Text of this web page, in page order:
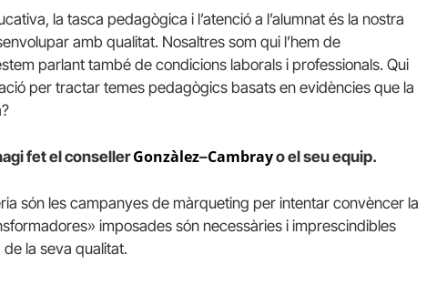
la tasca pedagògica i l’atenció a l’alumnat és la nostra
amb qualitat. Nosaltres som qui l’hem de
parlant també de condicions laborals i professionals. Qui
per tractar temes pedagògics basats en evidències que la
fet el consellerGonzàlez–Cambrayo el seu equip.
són les campanyes de màrqueting per intentar convèncer la
imposades són necessàries i imprescindibles
la seva qualitat.